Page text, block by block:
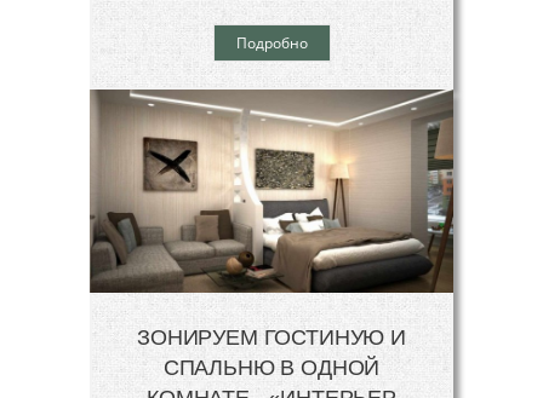
Подробно
ЗОНИРУЕМ ГОСТИНУЮ И
СПАЛЬНЮ В ОДНОЙ